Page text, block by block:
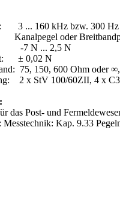
3 ... 160 kHz bzw. 300 Hz
oder
-7 N ... 2,5 N
± 0,02 N
75, 150, 600 Ohm oder
2 x StV 100/60ZII, 4 x
das Post- und
Messtechnik: Kap. 9.33